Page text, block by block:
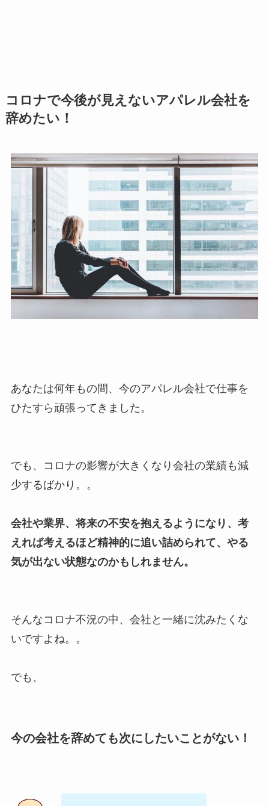
コロナで今後が見えないアパレル会社を
辞めたい！
あなたは何年もの間、今のアパレル会社で仕事を
ひたすら頑張ってきました。
でも、コロナの影響が大きくなり会社の業績も減
少するばかり。。
会社や業界、将来の不安を抱えるようになり、考
えれば考えるほど精神的に追い詰められて、やる
気が出ない状態なのかもしれません。
そんなコロナ不況の中、会社と一緒に沈みたくな
いですよね。。
でも、
今の会社を辞めても次にしたいことがない！